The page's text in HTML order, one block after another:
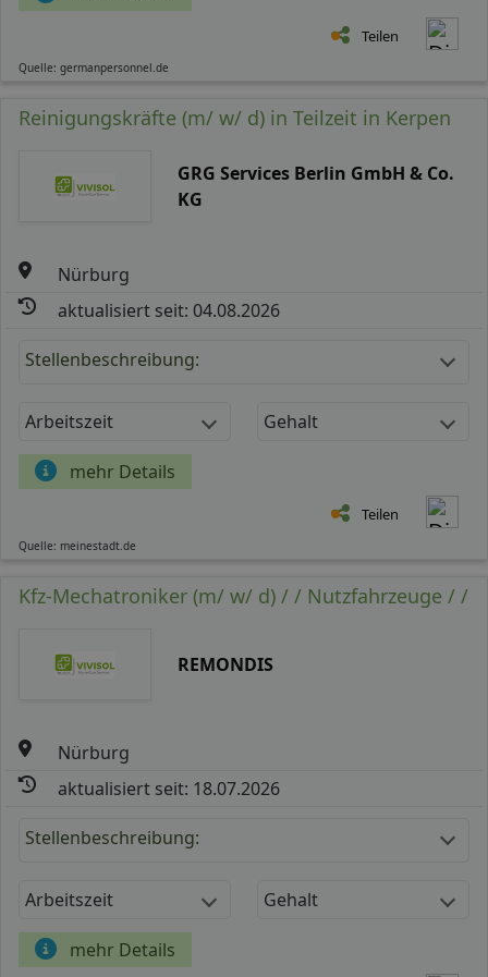
Teilen
Quelle: germanpersonnel.de
Reinigungskräfte (m/ w/ d) in Teilzeit in Kerpen
GRG Services Berlin GmbH & Co.
KG
Nürburg
aktualisiert seit: 04.08.2026
Stellenbeschreibung:
Arbeitszeit Gehalt
mehr Details
Teilen
Quelle: meinestadt.de
Kfz-Mechatroniker (m/ w/ d) / / Nutzfahrzeuge / /
REMONDIS
Nürburg
aktualisiert seit: 18.07.2026
Stellenbeschreibung:
Arbeitszeit Gehalt
mehr Details